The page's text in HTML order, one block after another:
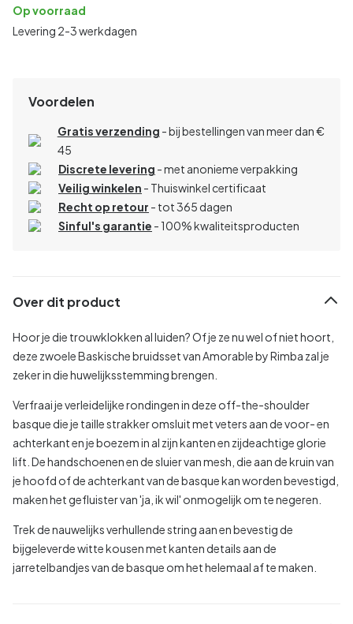
Op voorraad
Levering 2-3 werkdagen
Voordelen
Gratis verzending - bij bestellingen van meer dan €
45
Discrete levering - met anonieme verpakking
Veilig winkelen - Thuiswinkel certificaat
Recht op retour - tot 365 dagen
Sinful's garantie - 100% kwaliteitsproducten
Over dit product
Hoor je die trouwklokken al luiden? Of je ze nu wel of niet hoort,
deze zwoele Baskische bruidsset van Amorable by Rimba zal je
zeker in die huwelijksstemming brengen.
Verfraai je verleidelijke rondingen in deze off-the-shoulder
basque die je taille strakker omsluit met veters aan de voor- en
achterkant en je boezem in al zijn kanten en zijdeachtige glorie
lift. De handschoenen en de sluier van mesh, die aan de kruin van
je hoofd of de achterkant van de basque kan worden bevestigd,
maken het gefluister van 'ja, ik wil' onmogelijk om te negeren.
Trek de nauwelijks verhullende string aan en bevestig de
bijgeleverde witte kousen met kanten details aan de
jarretelbandjes van de basque om het helemaal af te maken.